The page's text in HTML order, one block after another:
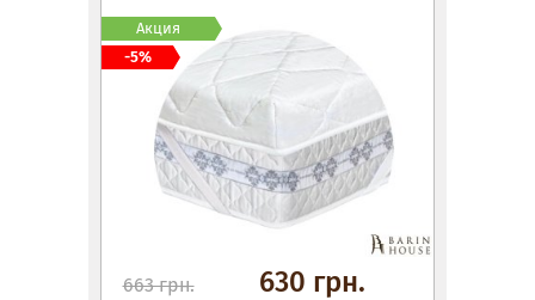
663 грн. 630 грн.
Акция
-5%